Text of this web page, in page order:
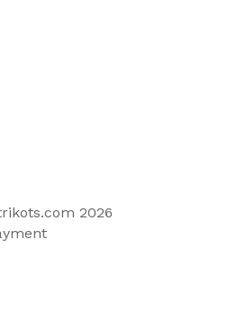
2026